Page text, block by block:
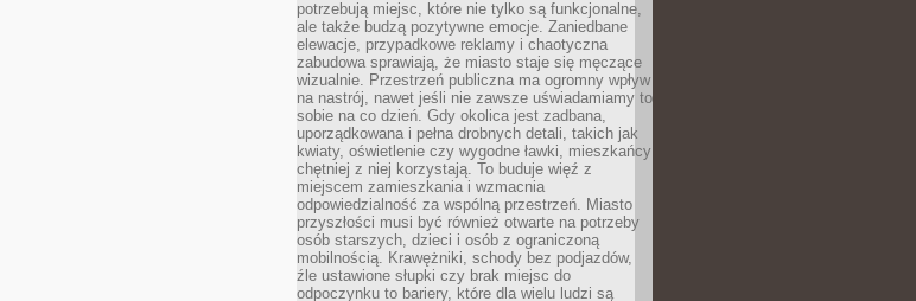
potrzebują miejsc, które nie tylko są funkcjonalne,
ale także budzą pozytywne emocje. Zaniedbane
elewacje, przypadkowe reklamy i chaotyczna
zabudowa sprawiają, że miasto staje się męczące
wizualnie. Przestrzeń publiczna ma ogromny wpływ
na nastrój, nawet jeśli nie zawsze uświadamiamy to
sobie na co dzień. Gdy okolica jest zadbana,
uporządkowana i pełna drobnych detali, takich jak
kwiaty, oświetlenie czy wygodne ławki, mieszkańcy
chętniej z niej korzystają. To buduje więź z
miejscem zamieszkania i wzmacnia
odpowiedzialność za wspólną przestrzeń. Miasto
przyszłości musi być również otwarte na potrzeby
osób starszych, dzieci i osób z ograniczoną
mobilnością. Krawężniki, schody bez podjazdów,
źle ustawione słupki czy brak miejsc do
odpoczynku to bariery, które dla wielu ludzi są